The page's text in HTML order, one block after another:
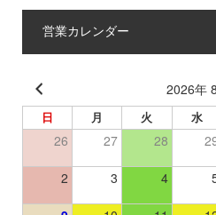
営業カレンダー
2026年
日 月 火 水
26 27 28
2 3 4